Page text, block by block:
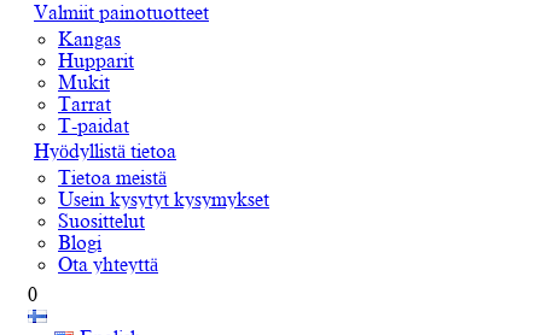
Valmiit painotuotteet
Kangas
Hupparit
Mukit
Tarrat
T-paidat
Hyödyllistä tietoa
Tietoa meistä
Usein kysytyt kysymykset
Suosittelut
Blogi
Ota yhteyttä
0